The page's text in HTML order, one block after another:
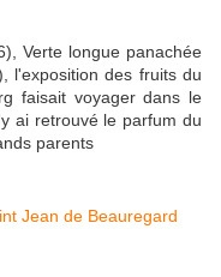
Verte longue panachée
l'exposition des fruits du
faisait voyager dans le
ai retrouvé le parfum du
parents